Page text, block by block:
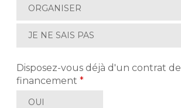
ORGANISER
JE NE SAIS PAS
Disposez-vous déjà d'un contrat de
financement*
OUI